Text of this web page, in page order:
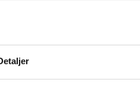
platform er
multi-
Med GA4
AI, og lukke